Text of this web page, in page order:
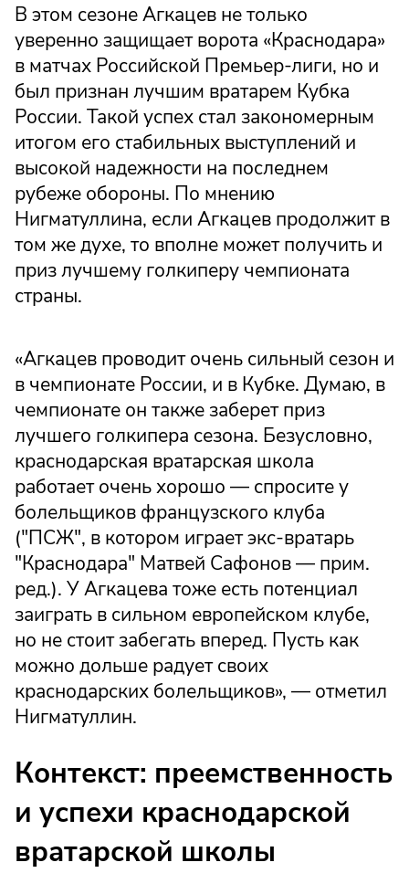
В этом сезоне Агкацев не только
уверенно защищает ворота «Краснодара»
в матчах Российской Премьер-лиги, но и
был признан лучшим вратарем Кубка
России. Такой успех стал закономерным
итогом его стабильных выступлений и
высокой надежности на последнем
рубеже обороны. По мнению
Нигматуллина, если Агкацев продолжит в
том же духе, то вполне может получить и
приз лучшему голкиперу чемпионата
страны.
«Агкацев проводит очень сильный сезон и
в чемпионате России, и в Кубке. Думаю, в
чемпионате он также заберет приз
лучшего голкипера сезона. Безусловно,
краснодарская вратарская школа
работает очень хорошо — спросите у
болельщиков французского клуба
("ПСЖ", в котором играет экс-вратарь
"Краснодара" Матвей Сафонов — прим.
ред.). У Агкацева тоже есть потенциал
заиграть в сильном европейском клубе,
но не стоит забегать вперед. Пусть как
можно дольше радует своих
краснодарских болельщиков», — отметил
Нигматуллин.
Контекст: преемственность
и успехи краснодарской
вратарской школы